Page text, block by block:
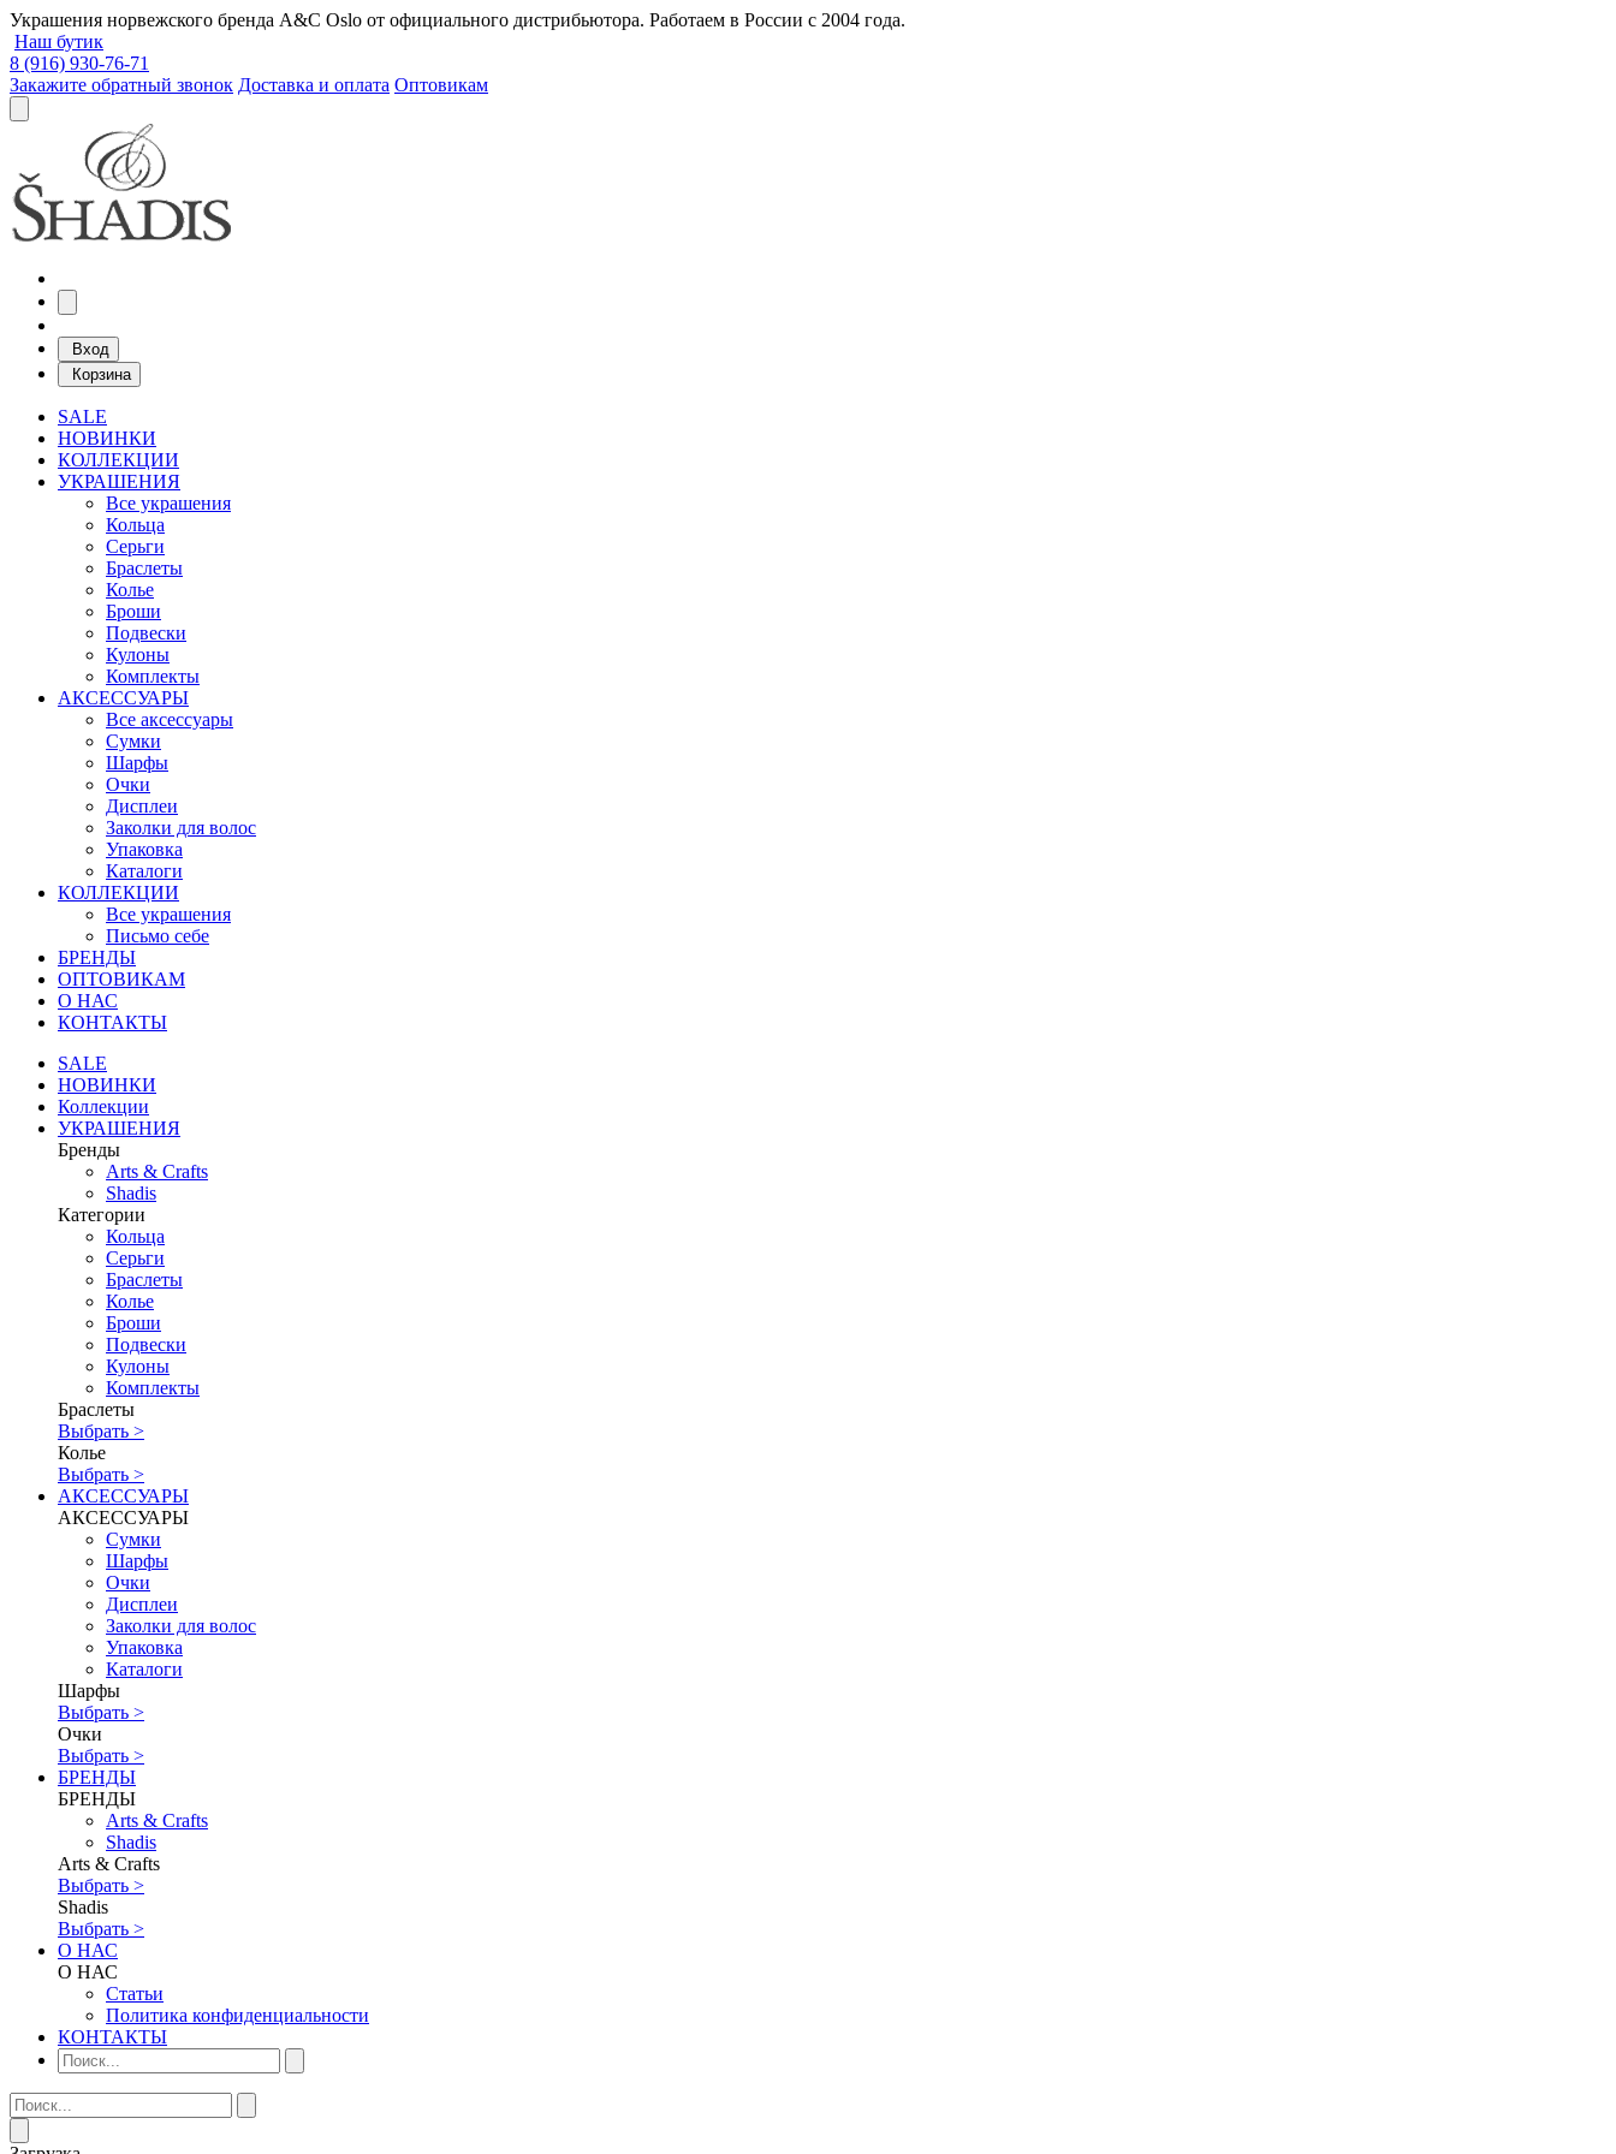
Украшения норвежского бренда A&C Oslo от официального дистрибьютора. Работаем в России с 2004 года.
Наш бутик
8 (916) 930-76-71
Закажите обратный звонок Доставка и оплата Оптовикам
Вход
Корзина
SALE
НОВИНКИ
КОЛЛЕКЦИИ
УКРАШЕНИЯ
Все украшения
Кольца
Серьги
Браслеты
Колье
Броши
Подвески
Кулоны
Комплекты
АКСЕССУАРЫ
Все аксессуары
Сумки
Шарфы
Очки
Дисплеи
Заколки для волос
Упаковка
Каталоги
КОЛЛЕКЦИИ
Все украшения
Письмо себе
БРЕНДЫ
ОПТОВИКАМ
О НАС
КОНТАКТЫ
SALE
НОВИНКИ
Коллекции
УКРАШЕНИЯ
Бренды
Аrts & Сrafts
Shadis
Категории
Кольца
Серьги
Браслеты
Колье
Броши
Подвески
Кулоны
Комплекты
Браслеты
Выбрать >
Колье
Выбрать >
АКСЕССУАРЫ
АКСЕССУАРЫ
Сумки
Шарфы
Очки
Дисплеи
Заколки для волос
Упаковка
Каталоги
Шарфы
Выбрать >
Очки
Выбрать >
БРЕНДЫ
БРЕНДЫ
Аrts & Сrafts
Shadis
Аrts & Сrafts
Выбрать >
Shadis
Выбрать >
О НАС
О НАС
Статьи
Политика конфиденциальности
КОНТАКТЫ